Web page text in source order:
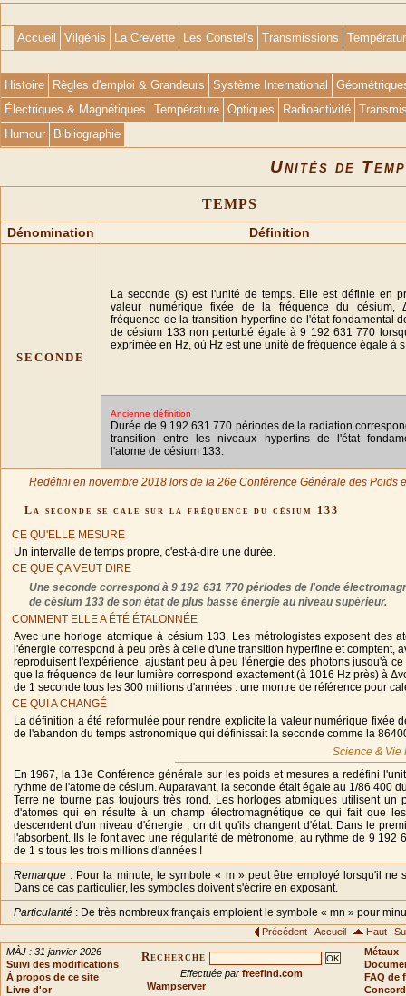
Accueil Vilgénis La Crevette Les Constel's Transmissions
Histoire Règles d'emploi & Grandeurs Système International
Électriques & Magnétiques
Température Optiques Radioactivité
Humour
Bibliographie
Unités de
TEMPS
Dénomination Définition
seconde
La seconde (s) est l'unité de temps. Elle est définie en
valeur numérique fixée de la fréquence du césium,
fréquence de la transition hyperfine de l'état fondamental
de césium 133 non perturbé égale à 9 192 631 770
exprimée en Hz, où Hz est une unité de fréquence égale à s
Ancienne définition
Durée de 9 192 631 770 périodes de la radiation
transition entre les niveaux hyperfins de l'état
l'atome de césium 133.
Redéfini en novembre 2018 lors de la 26e Conférence Générale des Poids
La seconde se cale sur la fréquence du césium 133
CE QU'ELLE MESURE
Un intervalle de temps propre, c'est-à-dire une durée.
CE QUE ÇA VEUT DIRE
Une seconde correspond à 9 192 631 770 périodes de l'onde
de césium 133 de son état de plus basse énergie au niveau supérieur.
COMMENT ELLE A ÉTÉ ÉTALONNÉE
Avec une horloge atomique à césium 133. Les métrologistes exposent des
l'énergie correspond à peu près à celle d'une transition hyperfine et comptent,
reproduisent l'expérience, ajustant peu à peu l'énergie des photons jusqu'à
que la fréquence de leur lumière correspond exactement (à 1016 Hz près) à
de 1 seconde tous les 300 millions d'années : une montre de référence pour
CE QUI A CHANGÉ
La définition a été reformulée pour rendre explicite la valeur numérique fixée
de l'abandon du temps astronomique qui définissait la seconde comme la
Science & Vie
En 1967, la 13e Conférence générale sur les poids et mesures a redéfini
rythme de l'atome de césium. Auparavant, la seconde était égale au 1/86 400
Terre ne tourne pas toujours très rond. Les horloges atomiques utilisent
d'atomes qui en résulte à un champ électromagnétique ce qui fait que
descendent d'un niveau d'énergie ; on dit qu'ils changent d'état. Dans le
l'absorbent. Ils le font avec une régularité de métronome, au rythme de 9
de 1 s tous les trois millions d'années !
Remarque: Pour la minute, le symbole « m » peut être employé lorsqu'il ne
Dans ce cas particulier, les symboles doivent s'écrire en exposant.
Particularité: De très nombreux français emploient le symbole « mn » pour
Précédent Accueil Haut
MÀJ : 31 janvier 2026
Suivi des modifications
À propos de ce site
Livre d'or
Recherche
Effectuée par freefind.com
Wampserver
Métaux
FAQ de